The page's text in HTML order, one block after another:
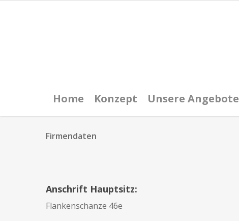
Home Konzept Unsere Angebote
Firmendaten
Anschrift Hauptsitz:
Flankenschanze 46e